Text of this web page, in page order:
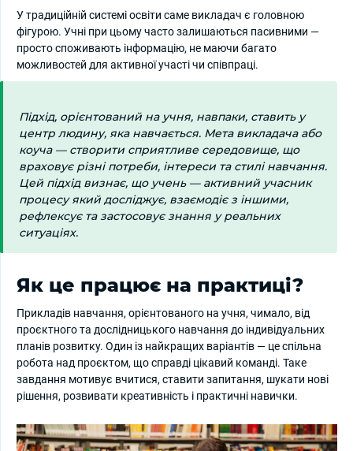
У традиційній системі освіти саме викладач є головною
фігурою. Учні при цьому часто залишаються пасивними —
просто споживають інформацію, не маючи багато
можливостей для активної участі чи співпраці.
Підхід, орієнтований на учня, навпаки, ставить у
центр людину, яка навчається. Мета викладача або
коуча — створити сприятливе середовище, що
враховує різні потреби, інтереси та стилі навчання.
Цей підхід визнає, що учень — активний учасник
процесу який досліджує, взаємодіє з іншими,
рефлексує та застосовує знання у реальних
ситуаціях.
Як це працює на практиці?
Прикладів навчання, орієнтованого на учня, чимало, від
проєктного та дослідницького навчання до індивідуальних
планів розвитку. Один із найкращих варіантів — це спільна
робота над проєктом, що справді цікавий команді. Таке
завдання мотивує вчитися, ставити запитання, шукати нові
рішення, розвивати креативність і практичні навички.